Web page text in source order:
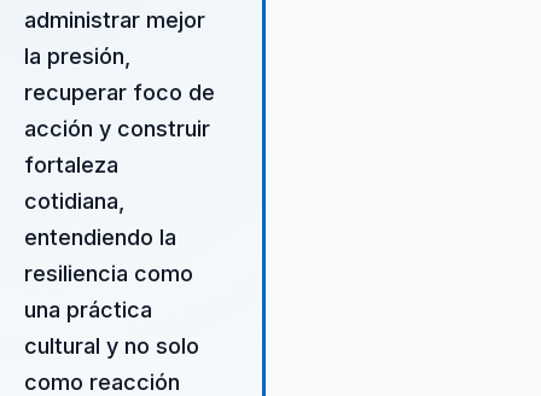
administrar mejor
la presión,
recuperar foco de
acción y construir
fortaleza
cotidiana,
entendiendo la
resiliencia como
una práctica
cultural y no solo
como reacción